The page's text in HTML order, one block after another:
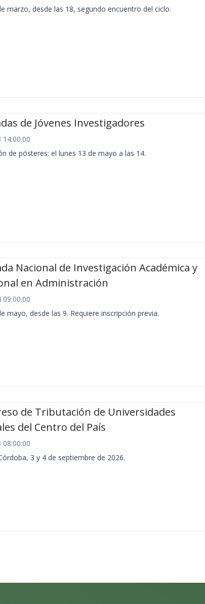
marzo, desde las 18, segundo encuentro del ciclo.
de Jóvenes Investigadores
14:00:00
de pósteres: el lunes 13 de mayo a las 14.
Nacional de Investigación Académica y
en Administración
09:00:00
mayo, desde las 9. Requiere inscripción previa.
de Tributación de Universidades
del Centro del País
08:00:00
3 y 4 de septiembre de 2026.